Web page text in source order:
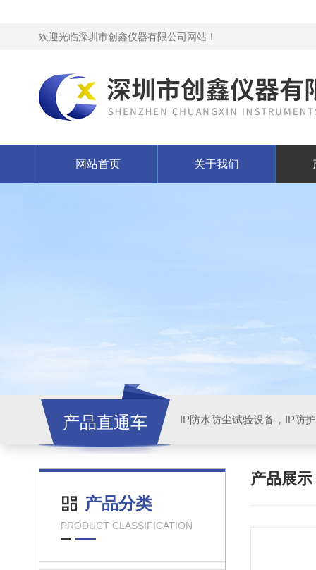
欢迎光临深圳市创鑫仪器有限公司网站！
网站首页 关于我们
产品直通车
产品分类
PRODUCT CLASSIFICATION
产品展示